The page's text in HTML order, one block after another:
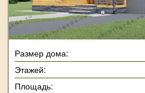
Размер дома:
Этажей:
Площадь: